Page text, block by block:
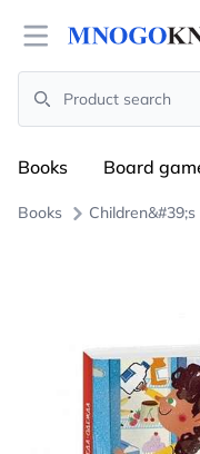
Open menu
Search
Books Board
Books